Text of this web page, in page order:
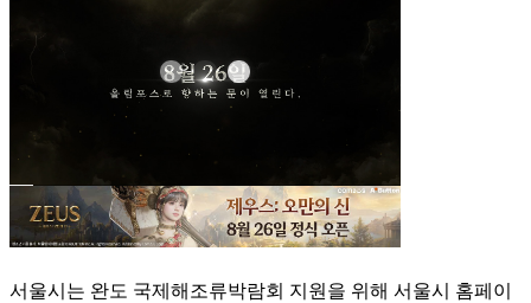
서울시는 완도 국제해조류박람회 지원을 위해 서울시 홈페이